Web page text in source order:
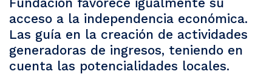
acceso a la independencia económica.
Las guía en la creación de actividades
generadoras de ingresos, teniendo en
cuenta las potencialidades locales.